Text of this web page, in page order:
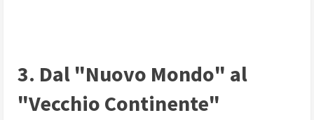
3. Dal "Nuovo Mondo" al
"Vecchio Continente"